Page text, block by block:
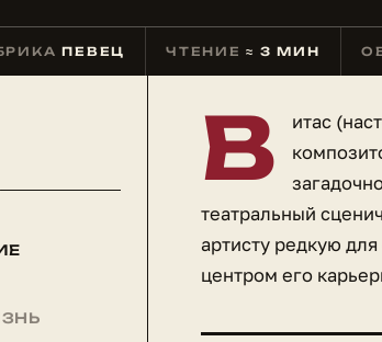
ПЕВЕЦ ЧТЕНИЕ≈ 3 МИН
В
итас
театральный
артисту редкую
центром его